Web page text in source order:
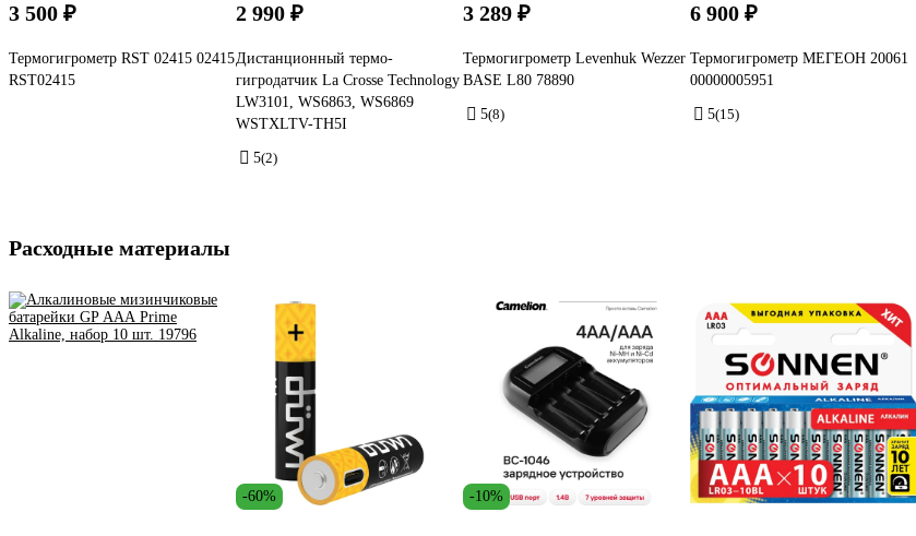
3 500 ₽
Термогигрометр RST 02415 02415
RST02415
2 990 ₽
Дистанционный термо-
гигродатчик La Crosse Technology
LW3101, WS6863, WS6869
WSTXLTV-TH5I
5(2)
3 289 ₽
Термогигрометр Levenhuk Wezzer
BASE L80 78890
5(8)
6 900 ₽
Термогигрометр МЕГЕОН 20061
00000005951
5(15)
Расходные материалы
-60% -10%